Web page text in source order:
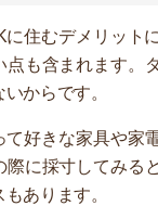
に住むデメリット
点も含まれます。
からです。
て好きな家具や家
際に採寸してみる
あります。